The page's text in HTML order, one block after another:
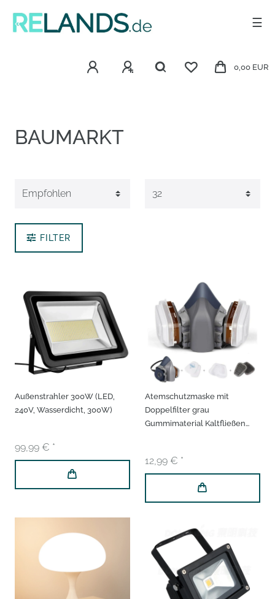
☰
0,00 EUR
BAUMARKT
FILTER
Außenstrahler 300W (LED,
240V, Wasserdicht, 300W)
99,99 € *
Atemschutzmaske mit
Doppelfilter grau
Gummimaterial Kaltfließen
12,99 € *